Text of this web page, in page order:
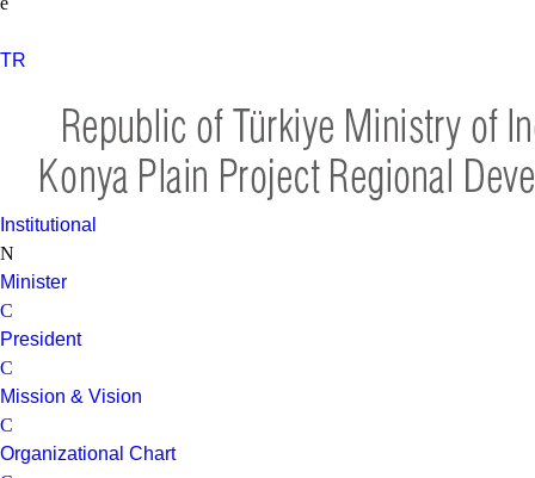
TR
Institutional
Minister
President
Mission & Vision
Organizational Chart